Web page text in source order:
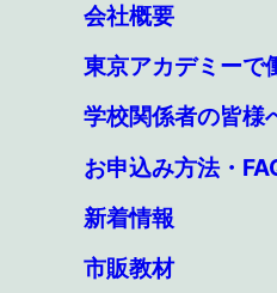
会社概要
東京アカデミーで
学校関係者の皆様
お申込み方法・
新着情報
市販教材